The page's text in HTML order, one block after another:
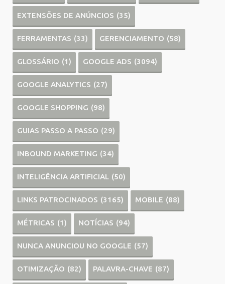
EXTENSÕES DE ANÚNCIOS (35)
FERRAMENTAS (33) GERENCIAMENTO (58)
GLOSSÁRIO (1) GOOGLE ADS (3094)
GOOGLE ANALYTICS (27)
GOOGLE SHOPPING (98)
GUIAS PASSO A PASSO (29)
INBOUND MARKETING (34)
INTELIGÊNCIA ARTIFICIAL (50)
LINKS PATROCINADOS (3165) MOBILE (88)
MÉTRICAS (1) NOTÍCIAS (94)
NUNCA ANUNCIOU NO GOOGLE (57)
OTIMIZAÇÃO (82) PALAVRA-CHAVE (87)